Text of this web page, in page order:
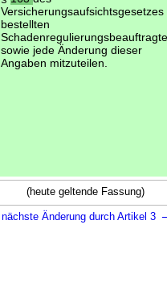
Versicherungsaufsichtsgesetzes
bestellten
sowie jede Änderung dieser
Angaben mitzuteilen.
(heute geltende Fassung)
nächste Änderung durch Artikel 3